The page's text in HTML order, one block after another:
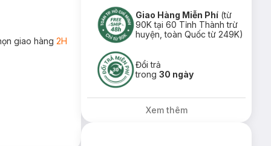
giao hàng 2H
Giao Hàng Miễn Phí (từ
90K tại 60 Tỉnh Thành trừ
huyện, toàn Quốc từ 249K)
Đổi trả
trong30 ngày
Xem thêm